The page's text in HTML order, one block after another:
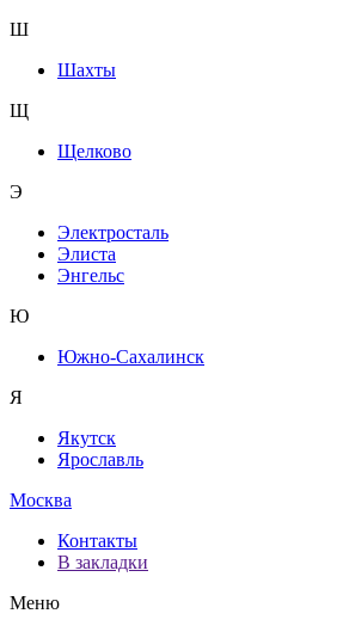
Ш
Шахты
Щ
Щелково
Э
Электросталь
Элиста
Энгельс
Ю
Южно-Сахалинск
Я
Якутск
Ярославль
Москва
Контакты
В закладки
Меню